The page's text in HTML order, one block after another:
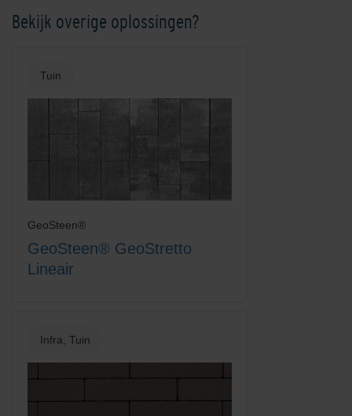
Bekijk overige oplossingen?
Tuin
GeoSteen®
GeoSteen® GeoStretto
Lineair
Infra, Tuin